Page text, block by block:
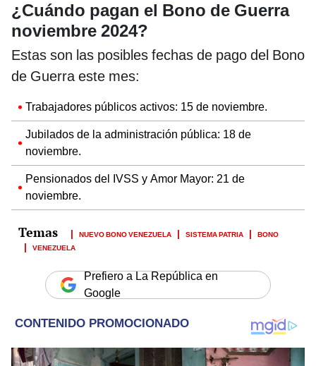
¿Cuándo pagan el Bono de Guerra
noviembre 2024?
Estas son las posibles fechas de pago del Bono
de Guerra este mes:
Trabajadores públicos activos: 15 de noviembre.
Jubilados de la administración pública: 18 de
noviembre.
Pensionados del IVSS y Amor Mayor: 21 de
noviembre.
NUEVO BONO VENEZUELA SISTEMA PATRIA
BONO
VENEZUELA
Prefiero a La República en
Google